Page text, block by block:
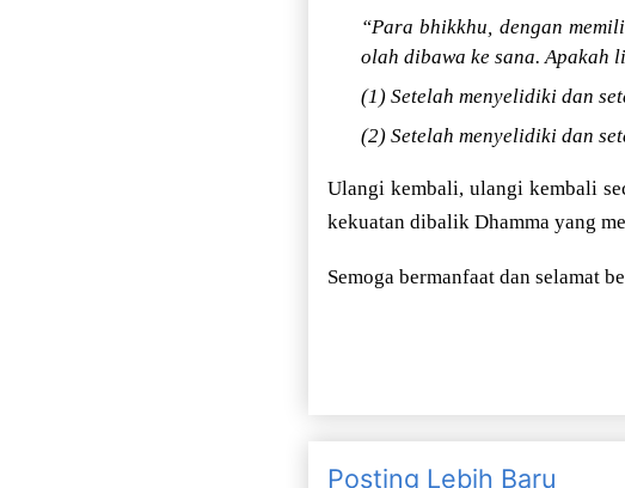
“Para bhikkhu, dengan
olah dibawa ke sana. Apakah
(1) Setelah menyelidiki dan
(2) Setelah menyelidiki dan
Ulangi kembali, ulangi kembali
kekuatan dibalik Dhamma yang
Semoga bermanfaat dan selamat
Posting Lebih Baru